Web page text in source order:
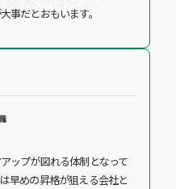
事だとおもいます。
ップが図れる体制となって
早めの昇格が狙える会社と